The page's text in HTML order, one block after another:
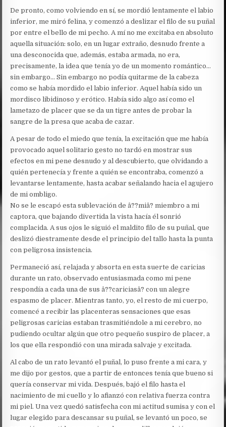
De pronto, como volviendo en sí, se mordió lentamente el labio
inferior, me miró felina, y comenzó a deslizar el filo de su puñal
por entre el bello de mi pecho. A mí no me excitaba en absoluto
aquella situación: solo, en un lugar extraño, desnudo frente a
una desconocida que, además, estaba armada, no era,
precisamente, la idea que tenía yo de un momento romántico…
sin embargo… Sin embargo no podía quitarme de la cabeza
como se había mordido el labio inferior. Aquel había sido un
mordisco libidinoso y erótico. Había sido algo así como el
lametazo de placer que se da un tigre antes de probar la
sangre de la presa que acaba de cazar.
A pesar de todo el miedo que tenía, la excitación que me había
provocado aquel solitario gesto no tardó en mostrar sus
efectos en mi pene desnudo y al descubierto, que olvidando a
quién pertenecía y frente a quién se encontraba, comenzó a
levantarse lentamente, hasta acabar señalando hacia el agujero
de mi ombligo.
No se le escapó esta sublevación de â??miâ? miembro a mi
captora, que bajando divertida la vista hacía él sonrió
complacida. A sus ojos le siguió el maldito filo de su puñal, que
deslizó diestramente desde el principio del tallo hasta la punta
con peligrosa insistencia.
Permaneció así, relajada y absorta en esta suerte de caricias
durante un rato, observado entusiasmada como mi pene
respondía a cada una de sus â??cariciasâ? con un alegre
espasmo de placer. Mientras tanto, yo, el resto de mi cuerpo,
comencé a recibir las placenteras sensaciones que esas
peligrosas caricias estaban trasmitiéndole a mi cerebro, no
pudiendo ocultar algún que otro pequeño suspiro de placer, a
los que ella respondió con una mirada salvaje y excitada.
Al cabo de un rato levantó el puñal, lo puso frente a mi cara, y
me dijo por gestos, que a partir de entonces tenía que bueno si
quería conservar mi vida. Después, bajó el filo hasta el
nacimiento de mi cuello y lo afianzó con relativa fuerza contra
mi piel. Una vez quedó satisfecha con mi actitud sumisa y con el
lugar elegido para descansar su puñal, se levantó un poco, se